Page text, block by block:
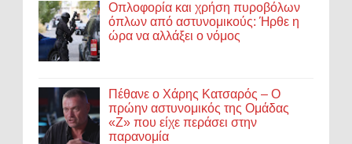
Οπλοφορία και χρήση πυροβόλων
όπλων από αστυνομικούς: Ήρθε η
ώρα να αλλάξει ο νόμος
Πέθανε ο Χάρης Κατσαρός – Ο
πρώην αστυνομικός της Ομάδας
«Ζ» που είχε περάσει στην
παρανομία